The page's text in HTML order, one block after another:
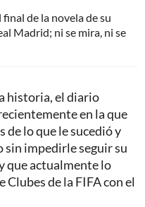
de la novela de su
Madrid; ni se mira, ni se
historia, el diario
en la que
lo que le sucedió y
sin impedirle seguir su
que actualmente lo
de la FIFA con el